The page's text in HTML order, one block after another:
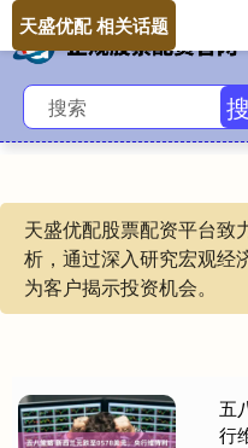
天盛优配股票配资平台致
析，通过深入研究宏观经
为客户揭示投资机会。
天盛优配 相关话题
五
行